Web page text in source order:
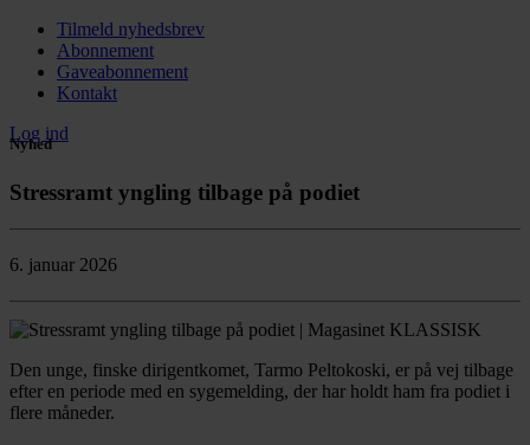
Tilmeld nyhedsbrev
Abonnement
Gaveabonnement
Kontakt
Log ind
Nyhed
Stressramt yngling tilbage på podiet
6. januar 2026
Den unge, finske dirigentkomet, Tarmo Peltokoski, er på vej tilbage
efter en periode med en sygemelding, der har holdt ham fra podiet i
flere måneder.